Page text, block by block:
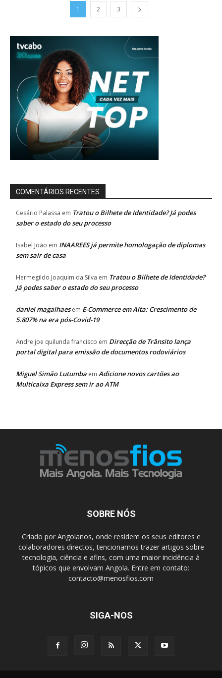
1 2 3
COMENTÁRIOS RECENTES
Cesário Palassa em Tratou o Bilhete de Identidade? Já podes
saber o estado do seu processo
Isabel João em INAAREES já permite homologação de diplomas
sem sair de casa
Hermegildo Joaquim da Silva em Tratou o Bilhete de Identidade?
Já podes saber o estado do seu processo
daniel magalhaesem E-Commerce em Alta: Crescimento de
5.807% na era pós-Covid-19
Andre joe quilunda francisco em Direcção de Trânsito lança
portal digital para emissão de documentos rodoviários
Miguel Simão Lutumba em Adicione novos cartões ao
Multicaixa Express sem ir ao ATM
SOBRE NÓS
Criado por Angolanos, onde residem os seus editores e
colaboradores directos, tencionamos trazer artigos sobre
tecnologia, ciência e afins, com uma maior incidência à
tópicos que envolvam Angola. Entre em contato:
contacto@menosfios.com
SIGA-NOS